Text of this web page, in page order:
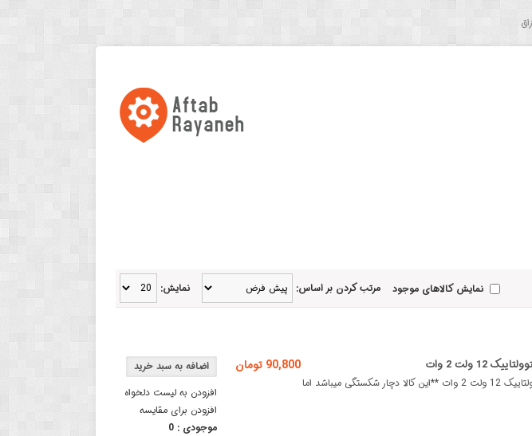
نمایش: مرتب کردن بر اساس: نمایش کالاهای موجود
افزودن به لیست دلخواه
افزودن برای مقایسه
موجودی :0
90,800 تومان 12 ولت 2 وات
باتری / پنل خورشیدی فتوولتاییک 12 ولت 2 وات **این کالا دچار شکستگی میباشد اما